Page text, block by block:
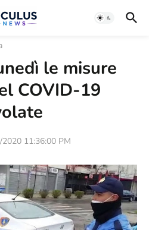
le misure
COVID-19
2020 11:36:00 PM